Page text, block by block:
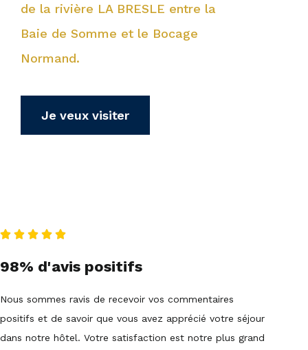
de la rivière LA BRESLE entre la
Baie de Somme et le Bocage
Normand.
Je veux visiter
    
98% d'avis positifs
Nous sommes ravis de recevoir vos commentaires
positifs et de savoir que vous avez apprécié votre séjour
dans notre hôtel. Votre satisfaction est notre plus grand